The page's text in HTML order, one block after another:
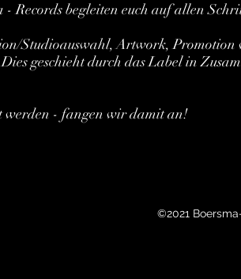
- Records begleiten euch auf allen
Studioauswahl, Artwork, Promotion
geschieht durch das Label in
werden - fangen wir damit an!
©2021